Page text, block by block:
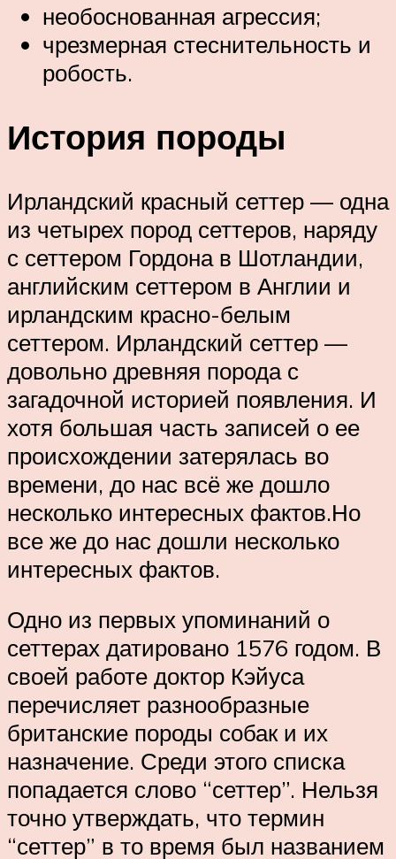
необоснованная агрессия;
чрезмерная стеснительность и
робость.
История породы
Ирландский красный сеттер — одна
из четырех пород сеттеров, наряду
с сеттером Гордона в Шотландии,
английским сеттером в Англии и
ирландским красно-белым
сеттером. Ирландский сеттер —
довольно древняя порода с
загадочной историей появления. И
хотя большая часть записей о ее
происхождении затерялась во
времени, до нас всё же дошло
несколько интересных фактов.Но
все же до нас дошли несколько
интересных фактов.
Одно из первых упоминаний о
сеттерах датировано 1576 годом. В
своей работе доктор Кэйуса
перечисляет разнообразные
британские породы собак и их
назначение. Среди этого списка
попадается слово “сеттер”. Нельзя
точно утверждать, что термин
“сеттер” в то время был названием